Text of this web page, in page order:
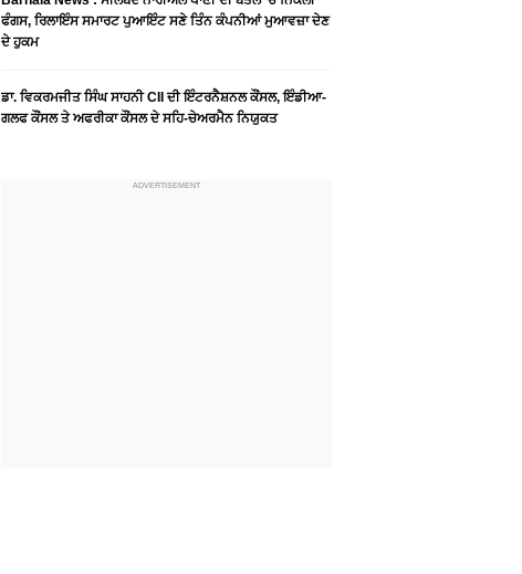
ਫੰਗਸ, ਰਿਲਾਇੰਸ ਸਮਾਰਟ ਪੁਆਇੰਟ ਸਣੇ ਤਿੰਨ ਕੰਪਨੀਆਂ ਮੁਆਵਜ਼ਾ ਦੇਣ
ਦੇ ਹੁਕਮ
ਡਾ. ਵਿਕਰਮਜੀਤ ਸਿੰਘ ਸਾਹਨੀ CII ਦੀ ਇੰਟਰਨੈਸ਼ਨਲ ਕੌਂਸਲ, ਇੰਡੀਆ-
ਗਲਫ ਕੌਂਸਲ ਤੇ ਅਫਰੀਕਾ ਕੌਂਸਲ ਦੇ ਸਹਿ-ਚੇਅਰਮੈਨ ਨਿਯੁਕਤ